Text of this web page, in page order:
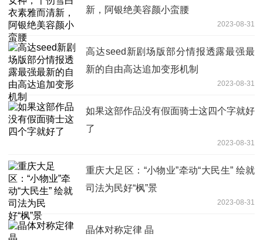
新，阿银绝美容颜小蛮腰
2023-08-31
高达seed新剧场版部分情报透露最强最
新的自由高达追加变形机制
2023-08-31
如果这部作品没有假面骑士这四个字就好
了
2023-08-31
重庆大足区：“小物业”牵动“大民生” 绘就
司法为民好“枫”景
2023-08-31
晶体对称定律 晶